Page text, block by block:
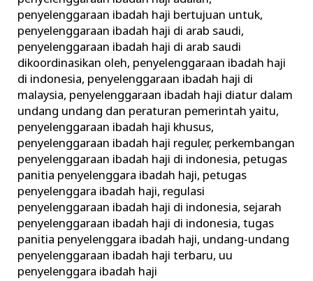
penyelenggaraan ibadah haji bertujuan untuk,
penyelenggaraan ibadah haji di arab saudi,
penyelenggaraan ibadah haji di arab saudi
dikoordinasikan oleh, penyelenggaraan ibadah haji
di indonesia, penyelenggaraan ibadah haji di
malaysia, penyelenggaraan ibadah haji diatur dalam
undang undang dan peraturan pemerintah yaitu,
penyelenggaraan ibadah haji khusus,
penyelenggaraan ibadah haji reguler, perkembangan
penyelenggaraan ibadah haji di indonesia, petugas
panitia penyelenggara ibadah haji, petugas
penyelenggara ibadah haji, regulasi
penyelenggaraan ibadah haji di indonesia, sejarah
penyelenggaraan ibadah haji di indonesia,tugas
panitia penyelenggara ibadah haji, undang-undang
penyelenggaraan ibadah haji terbaru, uu
penyelenggara ibadah haji